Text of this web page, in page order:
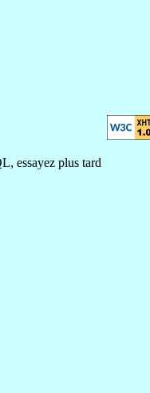
essayez plus tard